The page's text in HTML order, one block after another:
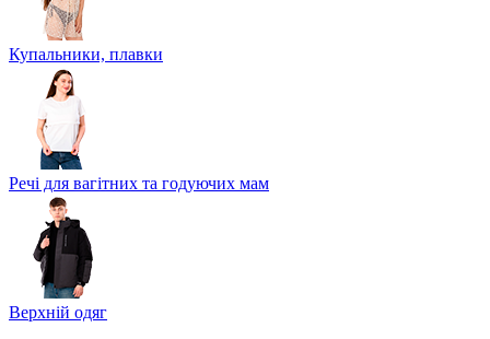
Купальники, плавки
Речі для вагітних та годуючих мам
Верхній одяг